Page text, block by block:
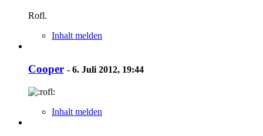
Rofl.
Inhalt melden
Cooper - 6. Juli 2012, 19:44
Inhalt melden